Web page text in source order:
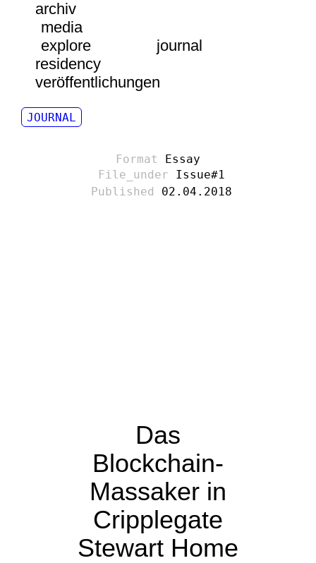
archiv
media
explore
journal
residency
veröffentlichungen
JOURNAL
Essay
Issue#1
02.04.2018
Das
Blockchain-
Massaker in
Cripplegate
Stewart Home